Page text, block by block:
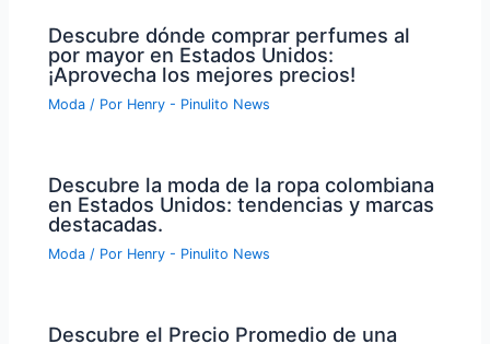
Descubre dónde comprar perfumes al
por mayor en Estados Unidos:
¡Aprovecha los mejores precios!
Moda / Por Henry - Pinulito News
Descubre la moda de la ropa colombiana
en Estados Unidos: tendencias y marcas
destacadas.
Moda / Por Henry - Pinulito News
Descubre el Precio Promedio de una